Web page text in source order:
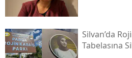
Silvan’da
Tabelasına